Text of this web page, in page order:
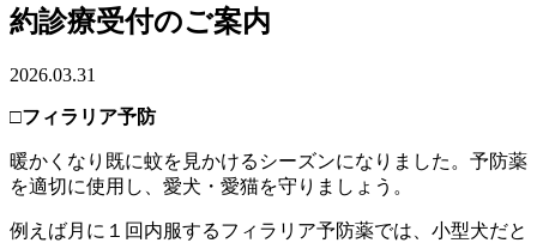
約診療受付のご案内
2026.03.31
□フィラリア予防
暖かくなり既に蚊を見かけるシーズンになりました。予防薬
を適切に使用し、愛犬・愛猫を守りましょう。
例えば月に１回内服するフィラリア予防薬では、小型犬だと